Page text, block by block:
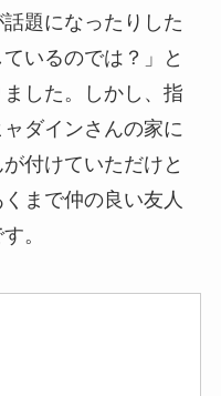
題になったりした
いるのでは？」と
した。しかし、指
ダインさんの家に
付けていただけと
まで仲の良い友人
。